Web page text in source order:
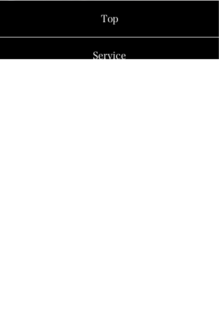
Top
Service